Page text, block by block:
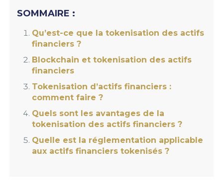
SOMMAIRE :
Qu’est-ce que la tokenisation des actifs
financiers ?
Blockchain et tokenisation des actifs
financiers
Tokenisation d’actifs financiers :
comment faire ?
Quels sont les avantages de la
tokenisation des actifs financiers ?
Quelle est la réglementation applicable
aux actifs financiers tokenisés ?